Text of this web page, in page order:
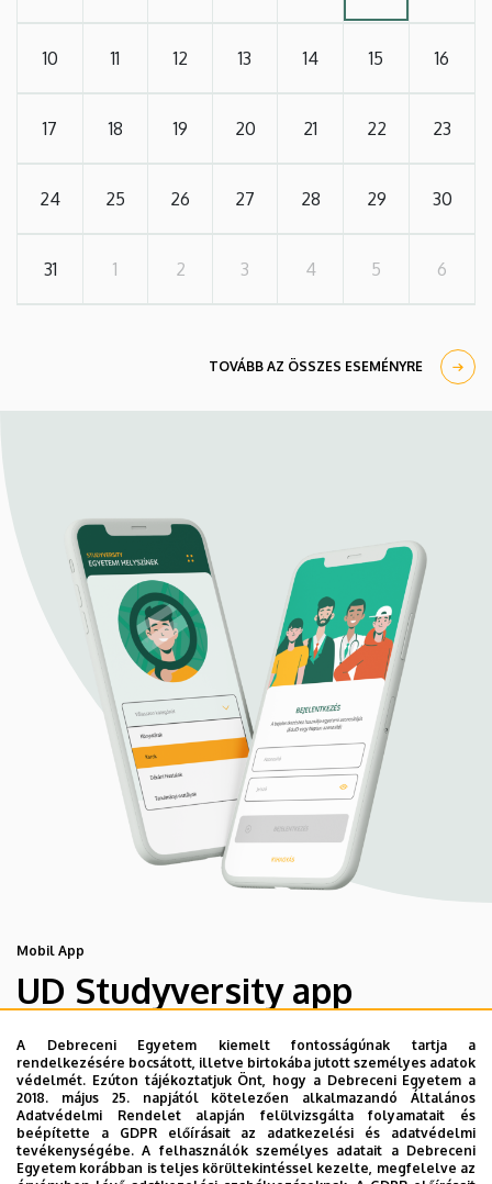
10 11 12 13 14 15 16
17 18 19 20 21 22 23
24 25 26 27 28 29 30
31 1 2 3 4 5 6
TOVÁBB AZ ÖSSZES ESEMÉNYRE
Mobil App
UD Studyversity app
Engedd meg, hogy figyelmedbe ajánljuk a Debreceni
Egyetem új applikációját, melyet hallgatói számára
készített. Az alkalmazás bevezetésével célunk, hogy
segítsünk eligazodni az egyetemi mindennapokban, a
tanulmányaiddal kapcsolatban gyorsan elérhető
A Debreceni Egyetem kiemelt fontosságúnak tartja a
rendelkezésére bocsátott, illetve birtokába jutott személyes adatok
védelmét. Ezúton tájékoztatjuk Önt, hogy a Debreceni Egyetem a
2018. május 25. napjától kötelezően alkalmazandó Általános
Adatvédelmi Rendelet alapján felülvizsgálta folyamatait és
beépítette a GDPR előírásait az adatkezelési és adatvédelmi
tevékenységébe. A felhasználók személyes adatait a Debreceni
Egyetem korábban is teljes körültekintéssel kezelte, megfelelve az